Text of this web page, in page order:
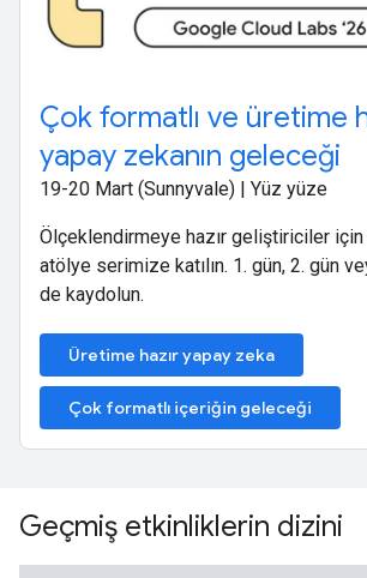
Çok formatlı ve üretime
yapay zekanın geleceği
19-20 Mart (Sunnyvale) | Yüz yüze
Ölçeklendirmeye hazır geliştiriciler için
atölye serimize katılın. 1. gün, 2. gün
de kaydolun.
Üretime hazır yapay zeka
Çok formatlı içeriğin geleceği
Geçmiş etkinliklerin dizini